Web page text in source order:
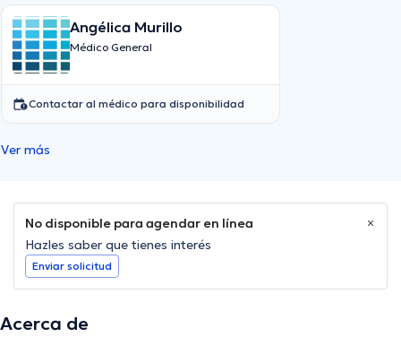
Angélica Murillo
Médico General
Contactar al médico para disponibilidad
Ver más
No disponible para agendar en línea
Hazles saber que tienes interés
Enviar solicitud
Acerca de